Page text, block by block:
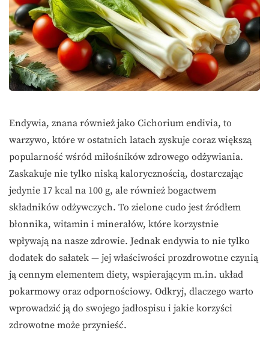
Endywia, znana również jako Cichorium endivia, to
warzywo, które w ostatnich latach zyskuje coraz większą
popularność wśród miłośników zdrowego odżywiania.
Zaskakuje nie tylko niską kalorycznością, dostarczając
jedynie 17 kcal na 100 g, ale również bogactwem
składników odżywczych. To zielone cudo jest źródłem
błonnika, witamin i minerałów, które korzystnie
wpływają na nasze zdrowie. Jednak endywia to nie tylko
dodatek do sałatek — jej właściwości prozdrowotne czynią
ją cennym elementem diety, wspierającym m.in. układ
pokarmowy oraz odpornościowy. Odkryj, dlaczego warto
wprowadzić ją do swojego jadłospisu i jakie korzyści
zdrowotne może przynieść.